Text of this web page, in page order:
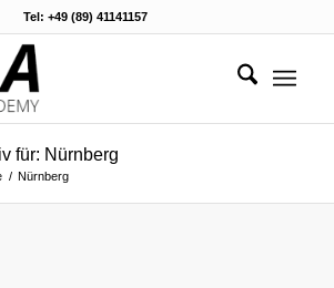
Tel: +49 (89) 41141157
für: Nürnberg
/ Nürnberg